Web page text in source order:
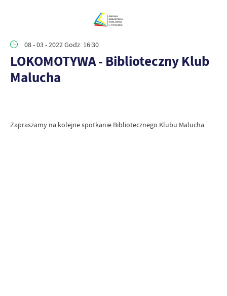
08 - 03 - 2022 Godz. 16:30
LOKOMOTYWA - Biblioteczny Klub
Malucha
Zapraszamy na kolejne spotkanie Bibliotecznego Klubu Malucha